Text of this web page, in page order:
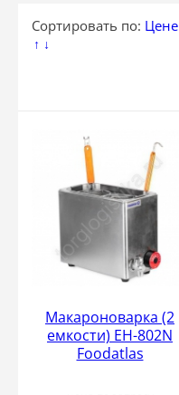
Сортировать по: Цене
↑ ↓
Макароноварка (2
емкости) EH-802N
Foodatlas